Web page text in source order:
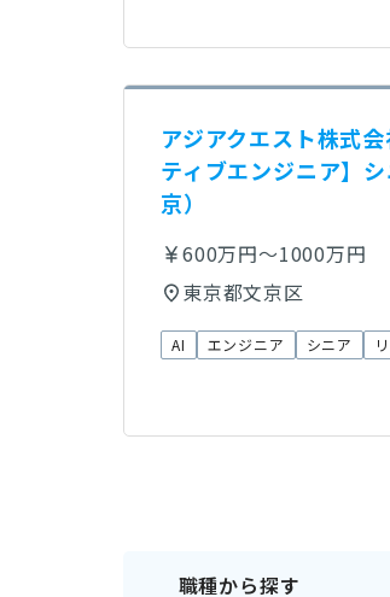
アジアクエスト株式
ティブエンジニア】
京）
600万円～1000万円
東京都文京区
AI エンジニア シニア
職種から探す